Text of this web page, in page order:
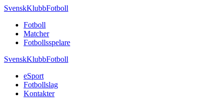
Menu
SvenskKlubbFotboll
Menu
Fotboll
Matcher
Fotbollsspelare
SvenskKlubbFotboll
eSport
Fotbollslag
Kontakter